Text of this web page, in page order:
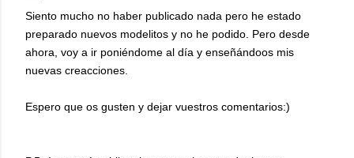
Siento mucho no haber publicado nada pero he estado
preparado nuevos modelitos y no he podido. Pero desde
ahora, voy a ir poniéndome al día y enseñándoos mis
nuevas creacciones.
Espero que os gusten y dejar vuestros comentarios:)